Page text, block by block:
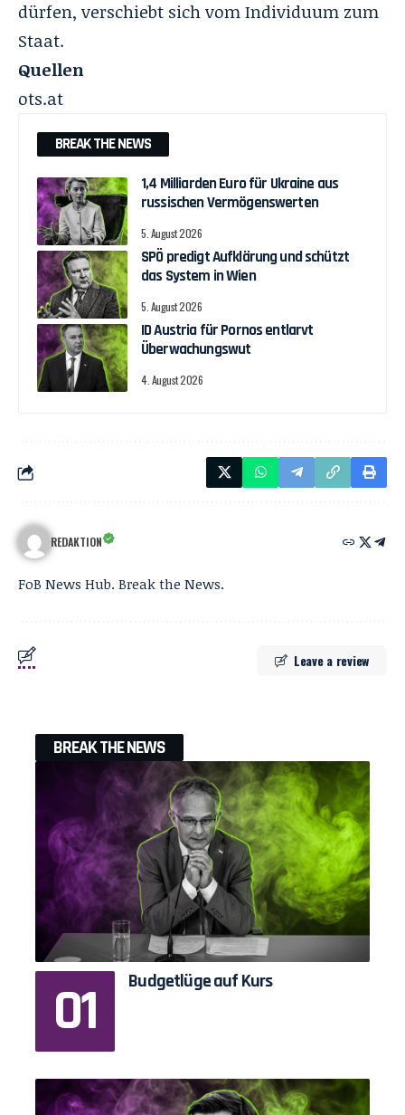
dürfen, verschiebt sich vom Individuum zum
Staat.
Quellen
ots.at
BREAK THE NEWS
1,4 Milliarden Euro für Ukraine aus
russischen Vermögenswerten
5. August 2026
SPÖ predigt Aufklärung und schützt
das System in Wien
5. August 2026
ID Austria für Pornos entlarvt
Überwachungswut
4. August 2026
REDAKTION
FoB News Hub. Break the News.
Leave a review
BREAK THE NEWS
Budgetlüge auf Kurs